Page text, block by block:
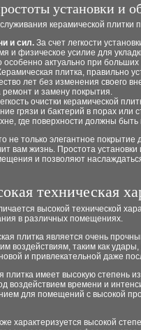
установки и
керамической
и сил. За счет легкости
и физическое усилие для
актуально при
плитка, правильно
лет без изменения своего
и замену покрытия.
очистки керамической
грязи и бактерий в порах или
где поверхности должны
не только элегантное
вам жизнь. Простота
и позволяют
техническая
высокой технической
в различных помещениях.
плитка является очень
воздействиям, таким как
и привлекательной даже
плитка имеет высокую степень
воздействием времени и
для помещений с высокой
характеризуется высокой